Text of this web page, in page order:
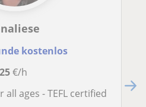
kostenlos
25€/h
all ages - TEFL certified